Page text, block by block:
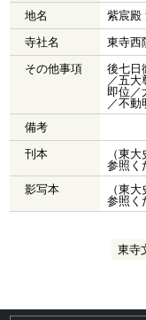
地名
紫宸殿
寺社名
東寺西
その他事項
後七日
／五大
即位／
／不動
備考
刊本
（東
参照く
影写本
（東
参照く
東寺